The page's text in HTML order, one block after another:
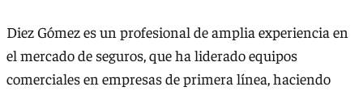
Diez Gómez es un profesional de amplia experiencia en
el mercado de seguros, que ha liderado equipos
comerciales en empresas de primera línea, haciendo